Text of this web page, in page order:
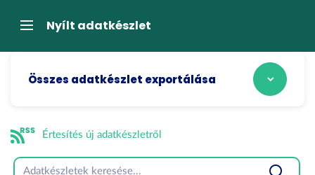
átugrásaNavigációNyílt adatkészlet
Összes adatkészlet exportálása
Értesítés új adatkészletről